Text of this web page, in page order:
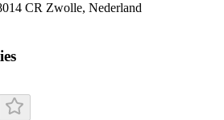
CR Zwolle, Nederland